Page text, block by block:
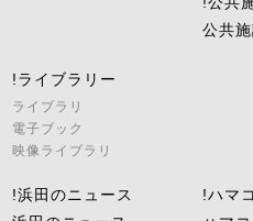
公共
!ライブラリー
ライブラリ
電子ブック
映像ライブラリ
!浜田のニュース
!ハマ